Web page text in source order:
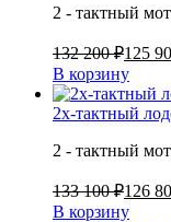
2 - тактный
132 200 ₽125
В корзину
2х-тактный
2 - тактный
133 100 ₽126
В корзину